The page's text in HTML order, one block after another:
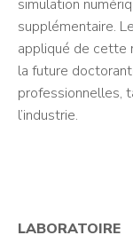
simulation
supplémentaire.
appliqué de cette
la future
professionnelles,
l’industrie.
LABORATOIRE